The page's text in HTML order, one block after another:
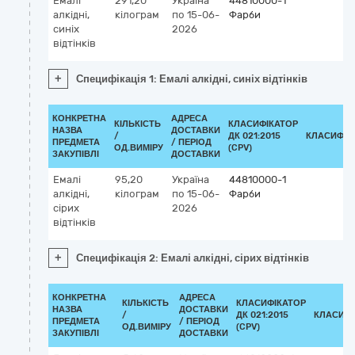
алкідні,
синіх
відтінків
кілограм
по 15-06-
2026
Фарби
+ Специфікація 1: Емалі алкідні, синіх відтінків
КОНКРЕТНА
НАЗВА
ПРЕДМЕТА
ЗАКУПІВЛІ
КІЛЬКІСТЬ
/
ОД.ВИМІРУ
АДРЕСА
ДОСТАВКИ
/ ПЕРІОД
ДОСТАВКИ
КЛАСИФІКАТОР
ДК 021:2015
(CPV)
Емалі
алкідні,
сірих
відтінків
95,20
кілограм
Україна
по 15-06-
2026
44810000-1
Фарби
+ Специфікація 2: Емалі алкідні, сірих відтінків
КОНКРЕТНА
НАЗВА
ПРЕДМЕТА
ЗАКУПІВЛІ
КІЛЬКІСТЬ
/
ОД.ВИМІРУ
АДРЕСА
ДОСТАВКИ
/ ПЕРІОД
ДОСТАВКИ
КЛАСИФІКАТОР
ДК 021:2015
(CPV)